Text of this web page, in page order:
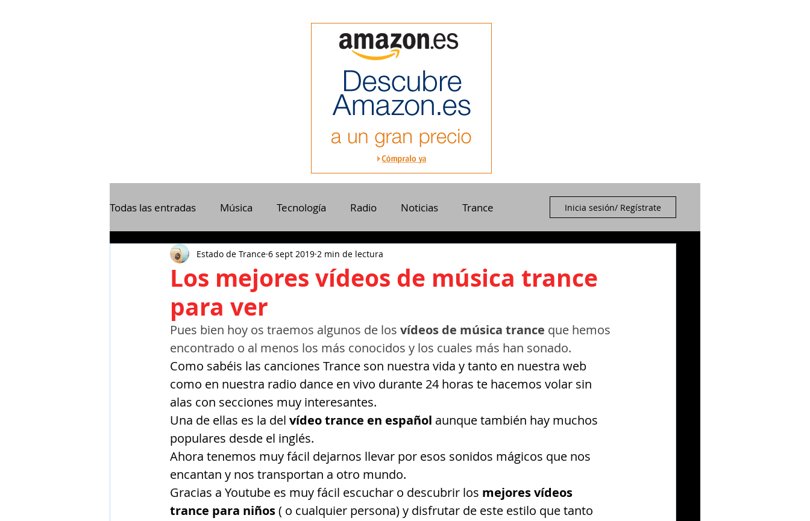
Todas las entradas Música Tecnología Radio Noticias Trance
Wix Marketing
Inicia sesión/ Regístrate
Los mejores vídeos de música trance
para ver
Estado de Trance 6 sept 2019 2 min de lectura
Pues bien hoy os traemos algunos de los vídeos de música trance que hemos
encontrado o al menos los más conocidos y los cuales más han sonado.
Como sabéis las canciones Trance son nuestra vida y tanto en nuestra web
como en nuestra radio dance en vivo durante 24 horas te hacemos volar sin
alas con secciones muy interesantes.
Una de ellas es la del vídeo trance en español aunque también hay muchos
populares desde el inglés.
Ahora tenemos muy fácil dejarnos llevar por esos sonidos mágicos que nos
encantan y nos transportan a otro mundo.
Gracias a Youtube es muy fácil escuchar o descubrir los mejores vídeos
trance para niños ( o cualquier persona) y disfrutar de este estilo que tanto